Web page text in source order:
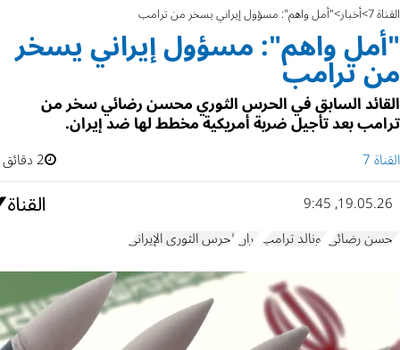
القناة 7 أخبار "أمل واهم": مسؤول إيراني يسخر من ترامب
"أمل واهم": مسؤول إيراني يسخر
من ترامب
القائد السابق في الحرس الثوري محسن رضائي سخر من
ترامب بعد تأجيل ضربة أمريكية مخطط لها ضد إيران.
القناة 7
2 دقائق
19.05.26, 9:45
محسن رضائي دونالد ترامب إيرانالحرس الثوري الإيراني